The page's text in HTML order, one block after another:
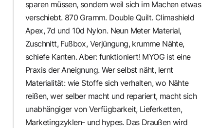
sparen müssen, sondern weil sich im Machen etwas
verschiebt. 870 Gramm. Double Quilt. Climashield
Apex, 7d und 10d Nylon. Neun Meter Material,
Zuschnitt, Fußbox, Verjüngung, krumme Nähte,
schiefe Kanten. Aber: funktioniert! MYOG ist eine
Praxis der Aneignung. Wer selbst näht, lernt
Materialität: wie Stoffe sich verhalten, wo Nähte
reißen, wer selber macht und repariert, macht sich
unabhängiger von Verfügbarkeit, Lieferketten,
Marketingzyklen- und hypes. Das Draußen wird